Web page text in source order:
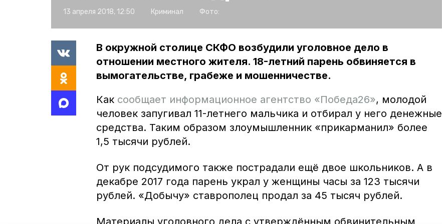
13 апреля 2018, 12:50 Криминал Фото:
В окружной столице СКФО возбудили уголовное дело в
отношении местного жителя. 18-летний парень обвиняется в
вымогательстве, грабеже и мошенничестве.
Как сообщает информационное агентство «Победа26», молодой
человек запугивал 11-летнего мальчика и отбирал у него денежные
средства. Таким образом злоумышленник «прикарманил» более
1,5 тысячи рублей.
От рук подсудимого также пострадали ещё двое школьников. А в
декабре 2017 года парень украл у женщины часы за 123 тысячи
рублей. «Добычу» ставрополец продал за 45 тысяч рублей.
Материалы уголовного дела с утверждённым обвинительным